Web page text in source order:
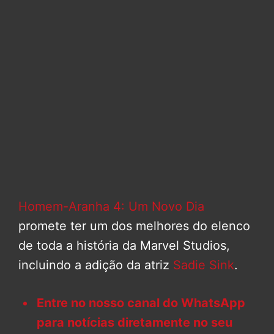
Homem-Aranha 4: Um Novo Dia
promete ter um dos melhores do elenco
de toda a história da Marvel Studios,
incluindo a adição da atriz Sadie Sink.
Entre no nosso canal do WhatsApp
para notícias diretamente no seu